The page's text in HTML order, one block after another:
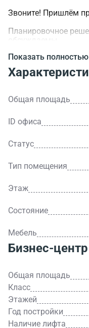
Звоните! Пришлём
Планировочное
обсуждаемы.
>ID объекта - 5496.
Показать полностью
Общая площадь
ID офиса
Статус
Тип помещения
Этаж
Состояние
Мебель
Бизнес-центр
Общая площадь
Класс
Этажей
Год постройки
Наличие лифта